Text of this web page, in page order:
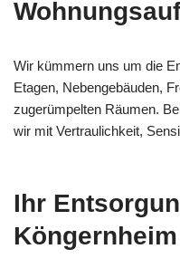
Wir kümmern uns um die
Etagen, Nebengebäuden,
zugerümpelten Räumen.
wir mit Vertraulichkeit,
Ihr
Köngernheim